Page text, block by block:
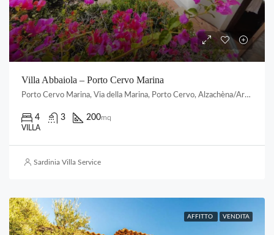
Villa Abbaiola – Porto Cervo Marina
Porto Cervo Marina, Via della Marina, Porto Cervo, Alzachèna/Arzachena, Gallura Nord-Est Sardegna, Sardigna/Sardegna, Italia
4 3 200mq
VILLA
Sardinia Villa Service
AFFITTO VENDITA